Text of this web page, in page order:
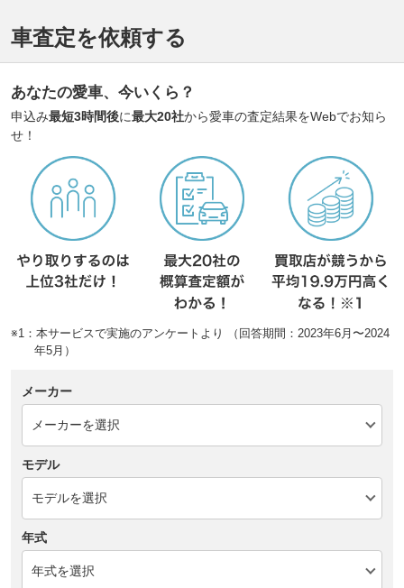
車査定を依頼する
あなたの愛車、今いくら？
申込み最短3時間後に最大20社から愛車の査定結果をWebでお知ら
せ！
※1：本サービスで実施のアンケートより （回答期間：2023年6月〜2024
年5月）
メーカー
モデル
年式